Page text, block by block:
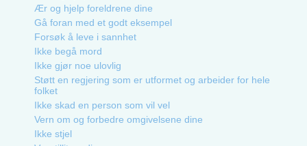
Ær og hjelp foreldrene dine
Gå foran med et godt eksempel
Forsøk å leve i sannhet
Ikke begå mord
Ikke gjør noe ulovlig
Støtt en regjering som er utformet og arbeider for hele
folket
Ikke skad en person som vil vel
Vern om og forbedre omgivelsene dine
Ikke stjel